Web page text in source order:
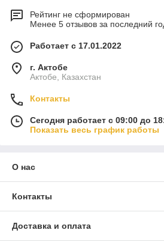
Рейтинг не сформирован
Менее 5 отзывов за последний
Работает с 17.01.2022
г. Актобе
Актобе, Казахстан
Контакты
Сегодня работает с 09:00 до
Показать весь график работы
О нас
Контакты
Доставка и оплата